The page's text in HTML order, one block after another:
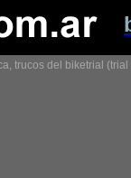
trucos del biketrial